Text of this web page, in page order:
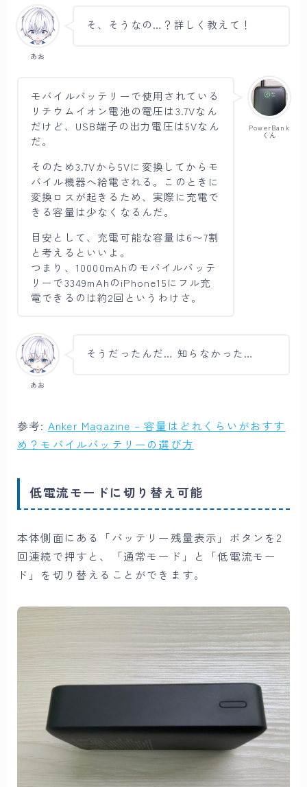
あお
そ、そうなの…？詳しく教えて！
PowerBank
くん
モバイルバッテリーで使用されている
リチウムイオン電池の電圧は3.7Vなん
だけど、USB端子の出力電圧は5Vなん
だ。
そのため3.7Vから5Vに変換してからモ
バイル機器へ給電される。このときに
変換ロスが起きるため、実際に充電で
きる容量は少なくなるんだ。
目安として、充電可能な容量は6〜7割
と考えるといいよ。
つまり、10000mAhのモバイルバッテ
リーで3349mAhのiPhone15にフル充
電できるのは約2回というわけさ。
あお
そうだったんだ… 知らなかった…
参考: Anker Magazine – 容量はどれくらいがおすす
め？モバイルバッテリーの選び方
低電流モードに切り替え可能
本体側面にある「バッテリー残量表示」ボタンを2
回連続で押すと、「通常モード」と「低電流モー
ド」を切り替えることができます。